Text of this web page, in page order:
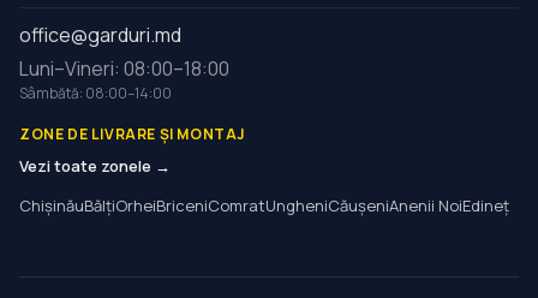
office@garduri.md
Luni–Vineri: 08:00–18:00
Sâmbătă: 08:00–14:00
ZONE DE LIVRARE ȘI MONTAJ
Vezi toate zonele →
ChișinăuBălțiOrheiBriceniComratUngheniCăușeniAnenii NoiEdineț